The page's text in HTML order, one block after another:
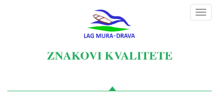
ZNAKOVI KVALITETE